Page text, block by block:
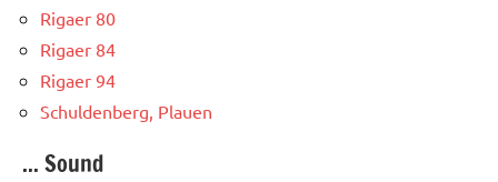
Rigaer 80
Rigaer 84
Rigaer 94
Schuldenberg, Plauen
... Sound